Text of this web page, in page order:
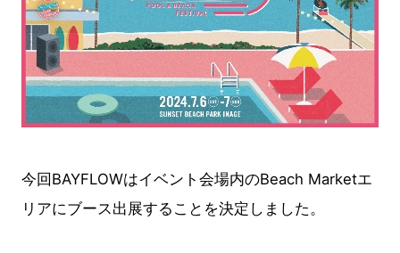
今回BAYFLOWはイベント会場内のBeach Marketエ
リアにブース出展することを決定しました。